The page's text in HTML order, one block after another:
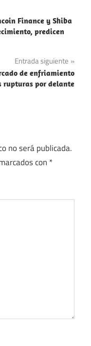
Finance y Shiba
predicen
Entrada siguiente
de enfriamiento
rupturas por delante
no será publicada.
con *